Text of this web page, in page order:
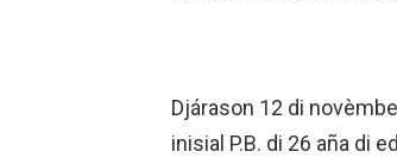
Djárason 12 di
inisial P.B. di 26 aña di